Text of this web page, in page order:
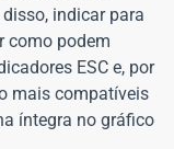
indicar para
como podem
ESC e, por
mais compatíveis
íntegra no gráfico